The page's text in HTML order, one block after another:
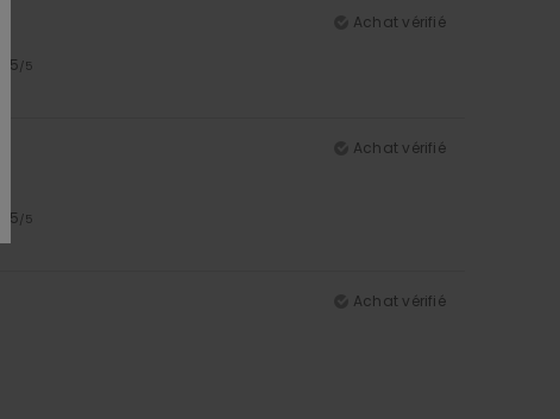
Achat vérifié
: 5/5
Achat vérifié
: 5/5
Achat vérifié